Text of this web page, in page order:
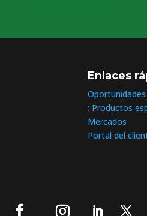
Enlaces
: Productos
Mercados
Portal del